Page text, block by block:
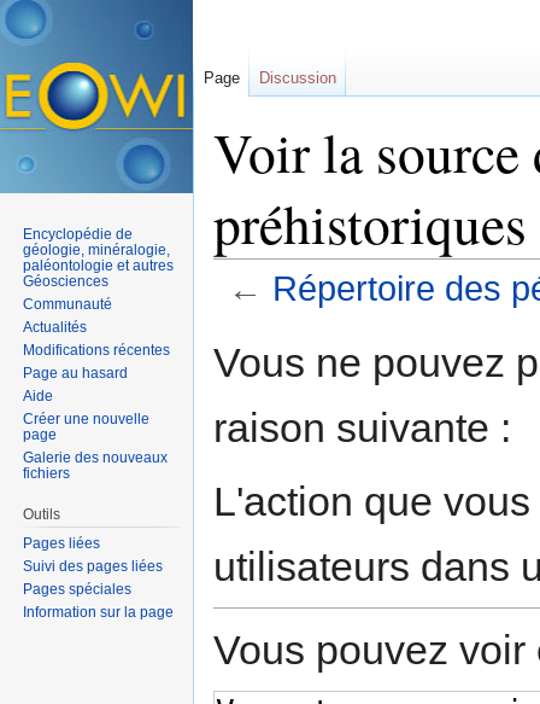
Voir la source
préhistoriques
← Répertoire des
Vous ne pouvez
raison suivante :
L'action que
utilisateurs dans
Vous pouvez
Page Discussion
Encyclopédie de
géologie, minéralogie,
paléontologie et autres
Géosciences
Communauté
Actualités
Modifications récentes
Page au hasard
Aide
Créer une nouvelle
page
Galerie des nouveaux
fichiers
Outils
Pages liées
Suivi des pages liées
Pages spéciales
Information sur la page